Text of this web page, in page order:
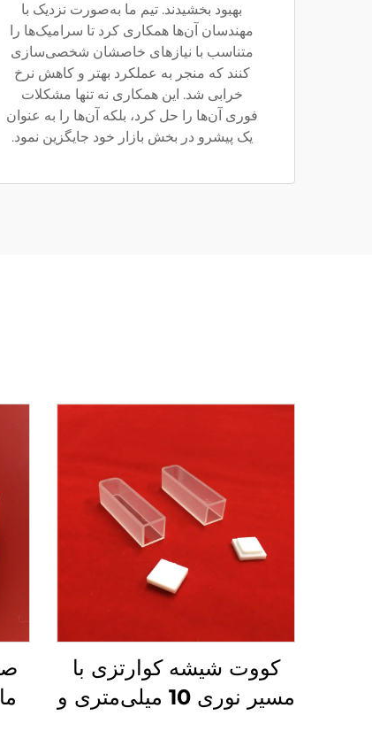
بهبود بخشیدند. تیم ما به‌صورت نزدیک با
مهندسان آن‌ها همکاری کرد تا سرامیک‌ها را
متناسب با نیازهای خاصشان شخصی‌سازی
کنند که منجر به عملکرد بهتر و کاهش نرخ
خرابی شد. این همکاری نه تنها مشکلات
فوری آن‌ها را حل کرد، بلکه آن‌ها را به عنوان
یک پیشرو در بخش بازار خود جایگزین نمود.
کووت شیشه کوارتزی با
مسیر نوری 10 میلی‌متری و